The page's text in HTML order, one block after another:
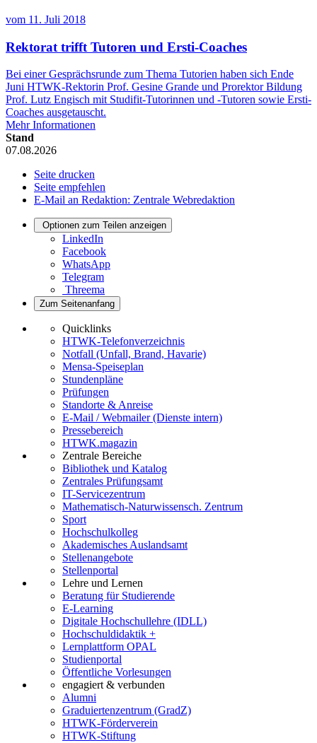
vom 11. Juli 2018
Rektorat trifft Tutoren und Ersti-Coaches
Bei einer Gesprächsrunde zum Thema Tutorien haben sich Ende
Juni HTWK-Rektorin Prof. Gesine Grande und Prorektor Bildung
Prof. Lutz Engisch mit Studifit-Tutorinnen und -Tutoren sowie Ersti-
Coaches ausgetauscht.
Mehr Informationen
Stand
07.08.2026
Seite drucken
Seite empfehlen
E-Mail an Redaktion: Zentrale Webredaktion
Optionen zum Teilen anzeigen
LinkedIn
Facebook
WhatsApp
Telegram
Threema
Zum Seitenanfang
Quicklinks
HTWK-Telefonverzeichnis
Notfall (Unfall, Brand, Havarie)
Mensa-Speiseplan
Stundenpläne
Prüfungen
Standorte & Anreise
E-Mail / Webmailer (Dienste intern)
Pressebereich
HTWK.magazin
Zentrale Bereiche
Bibliothek und Katalog
Zentrales Prüfungsamt
IT-Servicezentrum
Mathematisch-Naturwissensch. Zentrum
Sport
Hochschulkolleg
Akademisches Auslandsamt
Stellenangebote
Stellenportal
Lehre und Lernen
Beratung für Studierende
E-Learning
Digitale Hochschullehre (IDLL)
Hochschuldidaktik +
Lernplattform OPAL
Studienportal
Öffentliche Vorlesungen
engagiert & verbunden
Alumni
Graduiertenzentrum (GradZ)
HTWK-Förderverein
HTWK-Stiftung